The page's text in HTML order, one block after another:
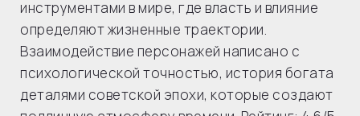
инструментами в мире, где власть и влияние
определяют жизненные траектории.
Взаимодействие персонажей написано с
психологической точностью, история богата
деталями советской эпохи, которые создают